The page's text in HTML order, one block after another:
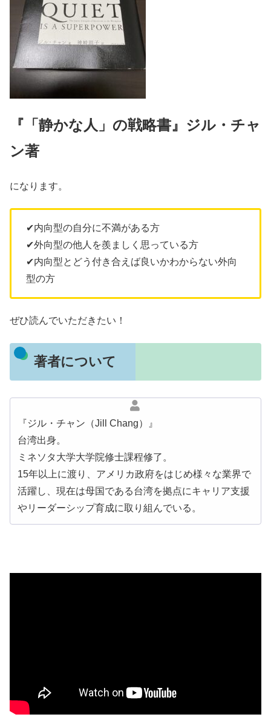
『「静かな人」の戦略書』ジル・チャ
ン著
になります。
✔︎内向型の自分に不満がある方
✔︎外向型の他人を羨ましく思っている方
✔︎内向型とどう付き合えば良いかわからない外向
型の方
ぜひ読んでいただきたい！
著者について
『ジル・チャン（Jill Chang）』
台湾出身。
ミネソタ大学大学院修士課程修了。
15年以上に渡り、アメリカ政府をはじめ様々な業界で
活躍し、現在は母国である台湾を拠点にキャリア支援
やリーダーシップ育成に取り組んでいる。